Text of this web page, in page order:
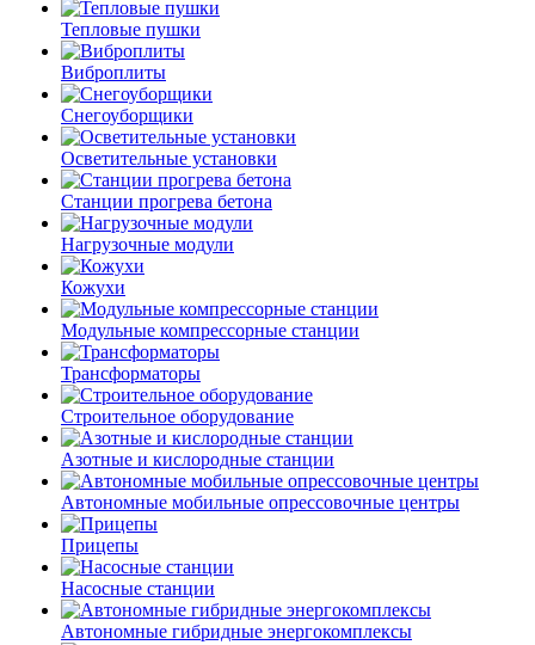
Тепловые пушки
Виброплиты
Снегоуборщики
Осветительные установки
Станции прогрева бетона
Нагрузочные модули
Кожухи
Модульные компрессорные станции
Трансформаторы
Строительное оборудование
Азотные и кислородные станции
Автономные мобильные опрессовочные центры
Прицепы
Насосные станции
Автономные гибридные энергокомплексы